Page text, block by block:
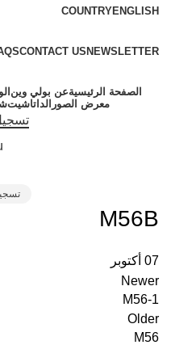
ENGLISH
COUNTRY
NEWSLETTER
CONTACT US
الصفحة الرئيسيةعن بولي وين
معرض الصور الداتاشيت
M56B
07 أكتوبر
Newer
M56-1
Older
M56